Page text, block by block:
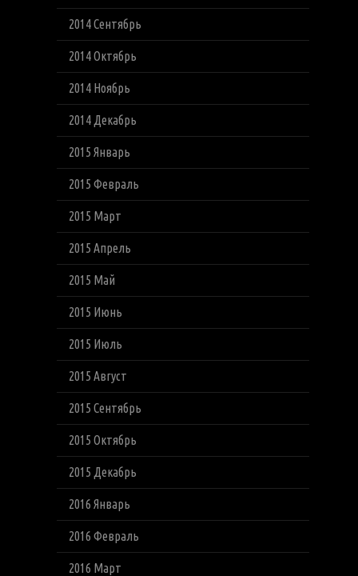
2014 Сентябрь
2014 Октябрь
2014 Ноябрь
2014 Декабрь
2015 Январь
2015 Февраль
2015 Март
2015 Апрель
2015 Май
2015 Июнь
2015 Июль
2015 Август
2015 Сентябрь
2015 Октябрь
2015 Декабрь
2016 Январь
2016 Февраль
2016 Март